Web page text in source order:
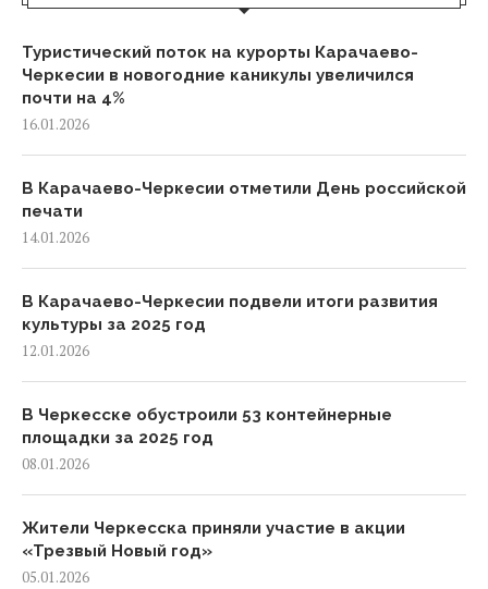
Туристический поток на курорты Карачаево-
Черкесии в новогодние каникулы увеличился
почти на 4%
16.01.2026
В Карачаево-Черкесии отметили День российской
печати
14.01.2026
В Карачаево-Черкесии подвели итоги развития
культуры за 2025 год
12.01.2026
В Черкесске обустроили 53 контейнерные
площадки за 2025 год
08.01.2026
Жители Черкесска приняли участие в акции
«Трезвый Новый год»
05.01.2026